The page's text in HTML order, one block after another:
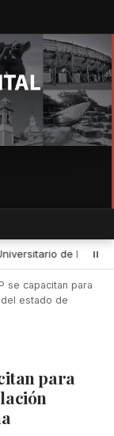
reactivación de
se capacitan para
estado de
para